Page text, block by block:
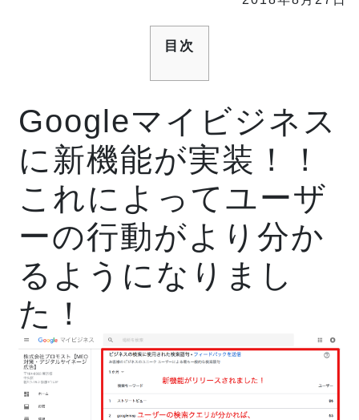
目次
Googleマイビジネス
に新機能が実装！！
これによってユーザ
ーの行動がより分か
るようになりまし
た！